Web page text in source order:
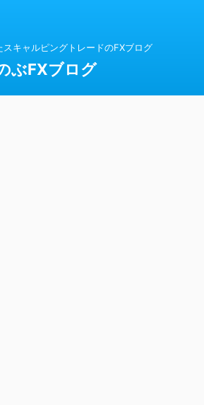
スキャルピングトレードのFXブログ
ぶFXブログ